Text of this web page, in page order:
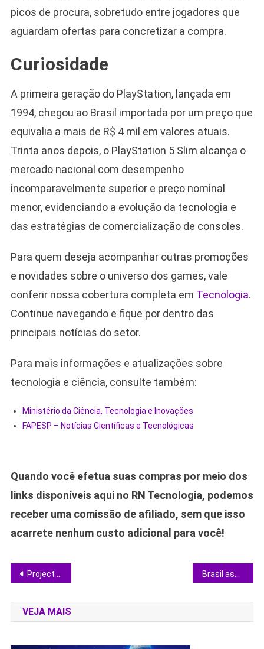
picos de procura, sobretudo entre jogadores que
aguardam ofertas para concretizar a compra.
Curiosidade
A primeira geração do PlayStation, lançada em
1994, chegou ao Brasil importada por um preço que
equivalia a mais de R$ 4 mil em valores atuais.
Trinta anos depois, o PlayStation 5 Slim alcança o
mercado nacional com desempenho
incomparavelmente superior e preço nominal
menor, evidenciando a evolução da tecnologia e
das estratégias de comercialização de consoles.
Para quem deseja acompanhar outras promoções
e novidades sobre o universo dos games, vale
conferir nossa cobertura completa em Tecnologia.
Continue navegando e fique por dentro das
principais notícias do setor.
Para mais informações e atualizações sobre
tecnologia e ciência, consulte também:
Ministério da Ciência, Tecnologia e Inovações
FAPESP – Notícias Científicas e Tecnológicas
Quando você efetua suas compras por meio dos
links disponíveis aqui no RN Tecnologia, podemos
receber uma comissão de afiliado, sem que isso
acarrete nenhum custo adicional para você!
Navegação
de
Post
Project Hail Mary ganha edição especial do livro antes do filme; saiba como concorrer
VEJA MAIS